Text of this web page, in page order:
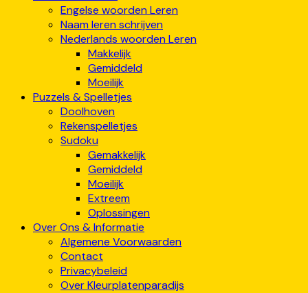
Engelse woorden Leren
Naam leren schrijven
Nederlands woorden Leren
Makkelijk
Gemiddeld
Moeilijk
Puzzels & Spelletjes
Doolhoven
Rekenspelletjes
Sudoku
Gemakkelijk
Gemiddeld
Moeilijk
Extreem
Oplossingen
Over Ons & Informatie
Algemene Voorwaarden
Contact
Privacybeleid
Over Kleurplatenparadijs